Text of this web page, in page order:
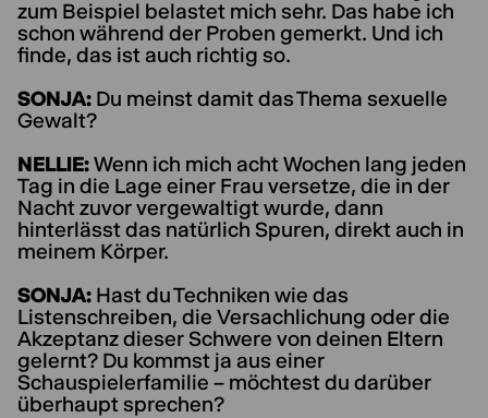
zum Beispiel belastet mich sehr. Das habe ich
schon während der Proben gemerkt. Und ich
finde, das ist auch richtig so.
SONJA: Du meinst damit das Thema sexuelle
Gewalt?
NELLIE:Wenn ich mich acht Wochen lang jeden
Tag in die Lage einer Frau versetze, die in der
Nacht zuvor vergewaltigt wurde, dann
hinterlässt das natürlich Spuren, direkt auch in
meinem Körper.
SONJA: Hast du Techniken wie das
Listenschreiben, die Versachlichung oder die
Akzeptanz dieser Schwere von deinen Eltern
gelernt? Du kommst ja aus einer
Schauspielerfamilie – möchtest du darüber
überhaupt sprechen?